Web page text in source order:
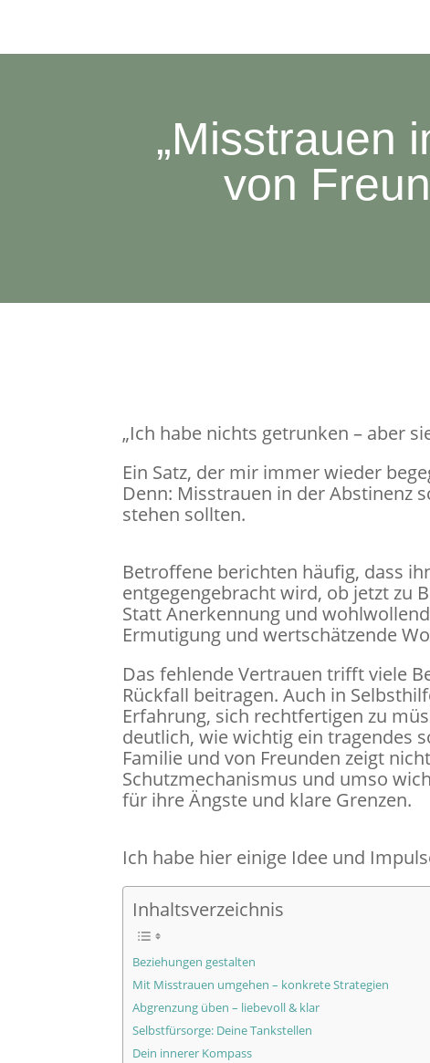
„Misstrauen
von
„Ich habe nichts getrunken – aber
Ein Satz, der mir immer wieder
Denn: Misstrauen in der Abstinenz
stehen sollten.
Betroffene berichten häufig, dass
entgegengebracht wird, ob jetzt zu
Statt Anerkennung und
Ermutigung und wertschätzende
Das fehlende Vertrauen trifft viele
Rückfall beitragen. Auch in
Erfahrung, sich rechtfertigen zu
deutlich, wie wichtig ein tragendes
Familie und von Freunden zeigt
Schutzmechanismus und umso
für ihre Ängste und klare Grenzen.
Ich habe hier einige Idee und
Inhaltsverzeichnis
Beziehungen gestalten
Mit Misstrauen umgehen – konkrete Strategien
Abgrenzung üben – liebevoll & klar
Selbstfürsorge: Deine Tankstellen
Dein innerer Kompass